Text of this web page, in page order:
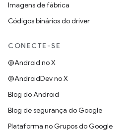
Imagens de fábrica
Códigos binários do driver
CONECTE-SE
@Android no X
@AndroidDev no X
Blog do Android
Blog de segurança do Google
Plataforma no Grupos do Google